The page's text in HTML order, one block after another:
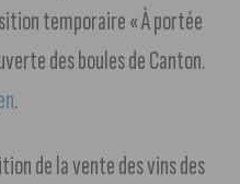
temporaire « À portée
des boules de Canton.
.
de la vente des vins des